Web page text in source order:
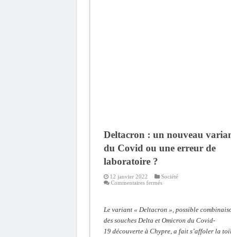
Deltacron : un nouveau
du Covid ou une erreur de
laboratoire ?
12 janvier 2022
Société
Commentaires ferméssur
variant
du
ou
Le variant « Deltacron », possible
des souches Delta et Omicron du Covid-
19 découverte à Chypre, a fait s’affoler la